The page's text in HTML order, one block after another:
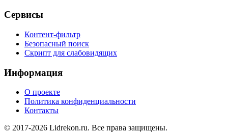
Сервисы
Контент-фильтр
Безопасный поиск
Скрипт для слабовидящих
Информация
О проекте
Политика конфиденциальности
Контакты
© 2017-2026 Lidrekon.ru. Все права защищены.